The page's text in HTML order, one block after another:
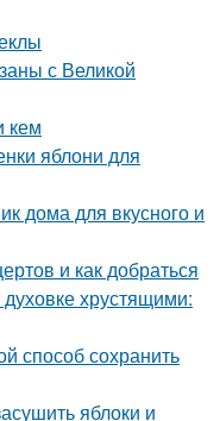
с Великой
кем
яблони для
дома для вкусного и
и как добраться
хрустящими:
способ сохранить
яблоки и